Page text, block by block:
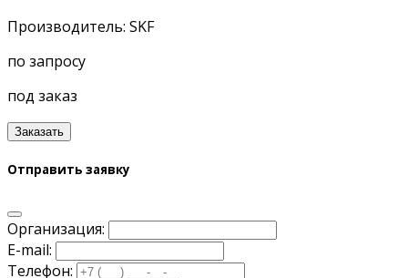
Производитель: SKF
по запросу
под заказ
Заказать
Отправить заявку
Организация:
E-mail:
Телефон: